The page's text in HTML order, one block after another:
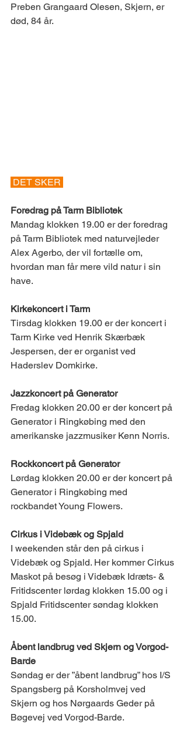
Preben Grangaard Olesen, Skjern, er
død, 84 år.
DET SKER
Foredrag på Tarm Bibliotek
Mandag klokken 19.00 er der foredrag
på Tarm Bibliotek med naturvejleder
Alex Agerbo, der vil fortælle om,
hvordan man får mere vild natur i sin
have.
Kirkekoncert i Tarm
Tirsdag klokken 19.00 er der koncert i
Tarm Kirke ved Henrik Skærbæk
Jespersen, der er organist ved
Haderslev Domkirke.
Jazzkoncert på Generator
Fredag klokken 20.00 er der koncert på
Generator i Ringkøbing med den
amerikanske jazzmusiker Kenn Norris.
Rockkoncert på Generator
Lørdag klokken 20.00 er der koncert på
Generator i Ringkøbing med
rockbandet Young Flowers.
Cirkus i Videbæk og Spjald
I weekenden står den på cirkus i
Videbæk og Spjald. Her kommer Cirkus
Maskot på besøg i Videbæk Idræts- &
Fritidscenter lørdag klokken 15.00 og i
Spjald Fritidscenter søndag klokken
15.00.
Åbent landbrug ved Skjern og Vorgod-
Barde
Søndag er der ”åbent landbrug” hos I/S
Spangsberg på Korsholmvej ved
Skjern og hos Nørgaards Geder på
Bøgevej ved Vorgod-Barde.